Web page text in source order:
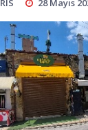
28 Mayıs